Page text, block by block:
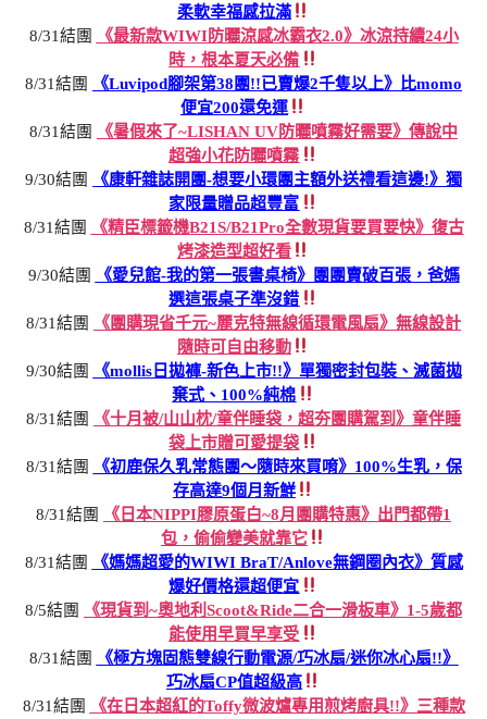
柔軟幸福感拉滿
8/31結團
《最新款WIWI防曬涼感冰霸衣2.0》冰涼持續24小
時，根本夏天必備
8/31結團
《Luvipod腳架第38團!!已賣爆2千隻以上》比momo
便宜200還免運
8/31結團
《暑假來了~LISHAN UV防曬噴霧好需要》傳說中
超強小花防曬噴霧
9/30結團
《康軒雜誌開團-想要小環團主額外送禮看這邊!》獨
家限量贈品超豐富
8/31結團
《精臣標籤機B21S/B21Pro全數現貨要買要快》復古
烤漆造型超好看
9/30結團
《愛兒館-我的第一張書桌椅》團團賣破百張，爸媽
選這張桌子準沒錯
8/31結團
《團購現省千元~麗克特無線循環電風扇》無線設計
隨時可自由移動
9/30結團
《mollis日拋褲-新色上市!!》單獨密封包裝、滅菌拋
棄式、100%純棉
8/31結團
《十月被/山山枕/童伴睡袋，超夯團購駕到》童伴睡
袋上市贈可愛提袋
8/31結團
《初鹿保久乳常態團～隨時來買唷》100%生乳，保
存高達9個月新鮮
8/31結團
《日本NIPPI膠原蛋白~8月團購特惠》出門都帶1
包，偷偷變美就靠它
8/31結團
《媽媽超愛的WIWI BraT/Anlove無鋼圈內衣》質感
爆好價格還超便宜
8/5結團
《現貨到~奧地利Scoot&Ride二合一滑板車》1-5歲都
能使用早買早享受
8/31結團
《極方塊固態雙線行動電源/巧冰扇/迷你冰心扇!!》
巧冰扇CP值超級高
8/31結團
《在日本超紅的Toffy微波爐專用煎烤廚具!!》三種款